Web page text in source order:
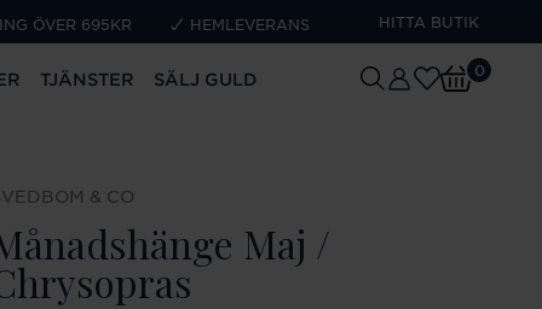
ÖVER 695KR HEMLEVERANS HITTA BUTIK
TJÄNSTER SÄLJ GULD 0
& CO
Maj /